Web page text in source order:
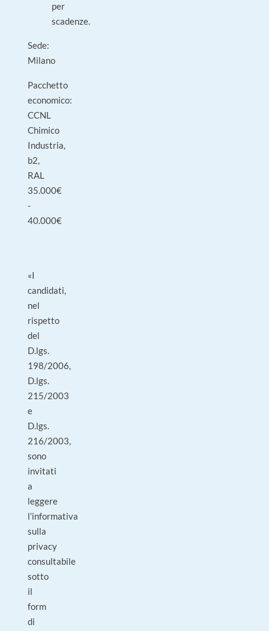
per
scadenze.
Sede:
Milano
Pacchetto
economico:
CCNL
Chimico
Industria,
b2,
RAL
35.000€
-
40.000€
«I
candidati,
nel
rispetto
del
D.lgs.
198/2006,
D.lgs.
215/2003
e
D.lgs.
216/2003,
sono
invitati
a
leggere
l’informativa
sulla
privacy
consultabile
sotto
il
form
di